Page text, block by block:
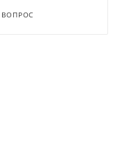
ВОПРОС